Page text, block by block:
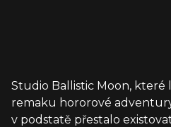
Studio Ballistic Moon, které
remaku hororové
v podstatě přestalo